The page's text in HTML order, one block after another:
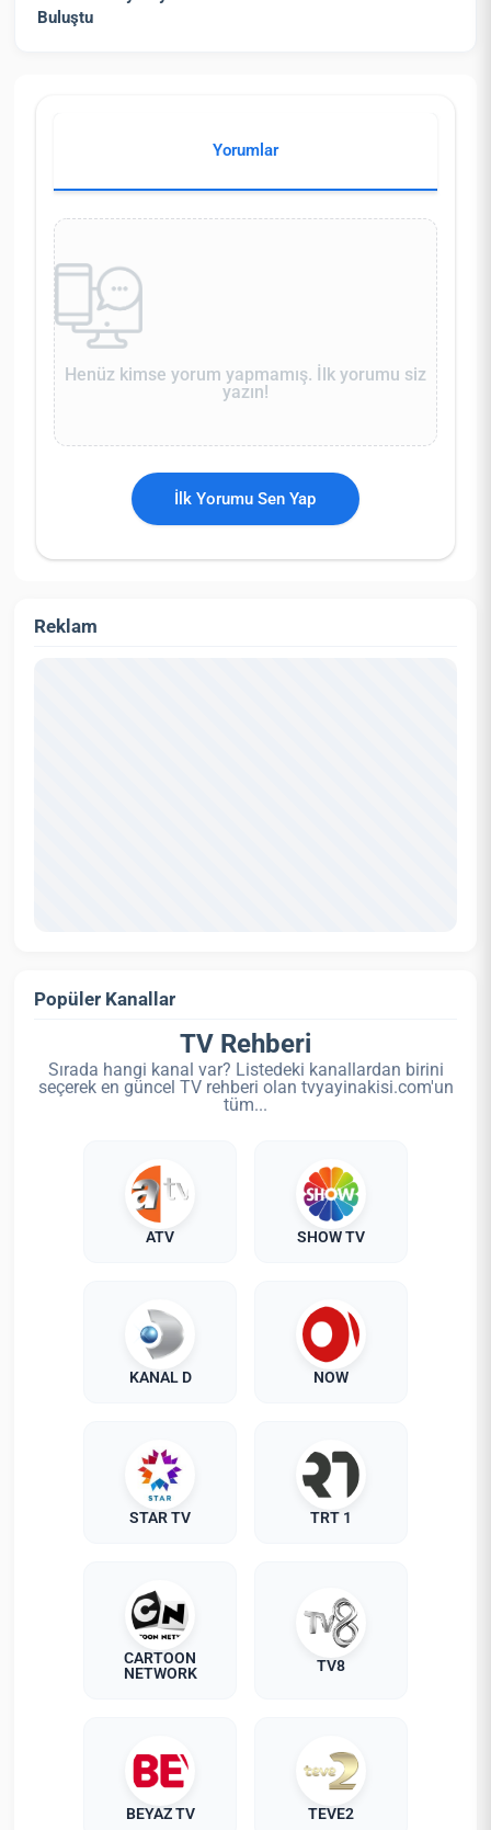
Buluştu
Yorumlar
Henüz kimse yorum yapmamış. İlk yorumu siz
yazın!
İlk Yorumu Sen Yap
Reklam
Popüler Kanallar
TV Rehberi
Sırada hangi kanal var? Listedeki kanallardan birini
seçerek en güncel TV rehberi olan tvyayinakisi.com'un
tüm...
ATV SHOW TV
KANAL D NOW
STAR TV TRT 1
CARTOON
NETWORK
TV8
BEYAZ TV TEVE2